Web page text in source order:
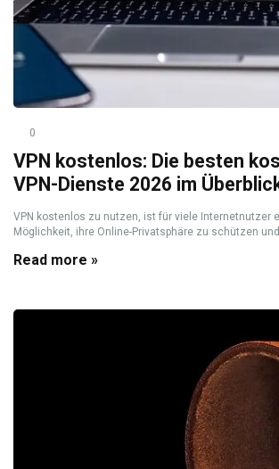
0
VPN kostenlos: Die besten
VPN-Dienste 2026 im
VPN kostenlos zu nutzen, ist für viele Internetnutzer
Möglichkeit, ihre Online-Privatsphäre zu schützen
Read more »